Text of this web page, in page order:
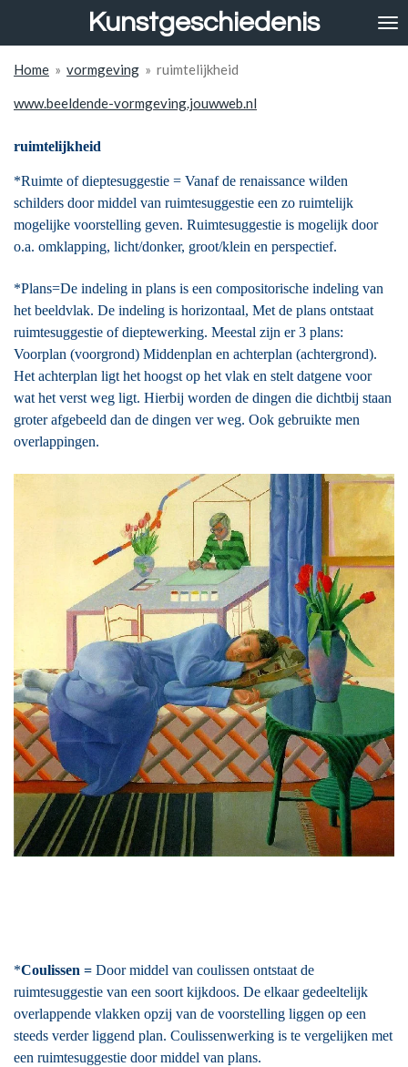
de
hoofdinhoud
Kunstgeschiedenis
Home » vormgeving » ruimtelijkheid
www.beeldende-vormgeving.jouwweb.nl
ruimtelijkheid
*Ruimte of dieptesuggestie = Vanaf de renaissance wilden
schilders door middel van ruimtesuggestie een zo ruimtelijk
mogelijke voorstelling geven. Ruimtesuggestie is mogelijk door
o.a. omklapping, licht/donker, groot/klein en perspectief.
*Plans=De indeling in plans is een compositorische indeling van
het beeldvlak. De indeling is horizontaal, Met de plans ontstaat
ruimtesuggestie ofdieptewerking. Meestal zijn er 3 plans:
Voorplan (voorgrond) Middenplan en achterplan (achtergrond).
Het achterplan ligt het hoogst op het vlak en stelt datgene voor
wat het verst weg ligt. Hierbij worden de dingen die dichtbij staan
groter afgebeeld dan de dingen ver weg. Ook gebruikte men
overlappingen.
*Coulissen = Door middel van coulissen ontstaat de
ruimtesuggestie van een soort kijkdoos. De elkaar gedeeltelijk
overlappende vlakken opzij van de voorstelling liggen op een
steeds verder liggend plan. Coulissenwerking is te vergelijken met
een ruimtesuggestie door middel van plans.